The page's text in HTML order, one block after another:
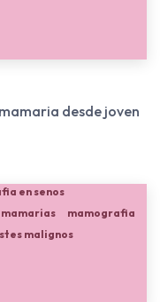
desde joven
en senos
mamografia
malignos